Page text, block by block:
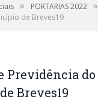
» PORTARIAS 2022 »
de Breves19
Previdência do
Breves19